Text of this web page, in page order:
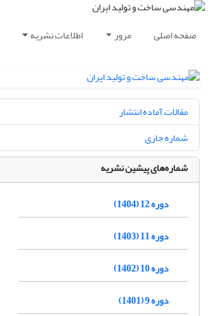
صفحه اصلی مرور اطلاعات نشریه
مقالات آماده انتشار
شماره جاری
شماره‌های پیشین نشریه
دوره 12 (1404)
دوره 11 (1403)
دوره 10 (1402)
دوره 9 (1401)